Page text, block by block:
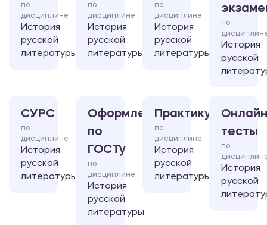
по
дисциплине
История
русской
литературы
по
дисциплине
История
русской
литературы
по
дисциплине
История
русской
литературы
по
История
русской
СУРС
по
дисциплине
История
русской
литературы
Оформление
по
ГОСТу
по
дисциплине
История
русской
литературы
Практикум
по
дисциплине
История
русской
литературы
тесты
по
История
русской